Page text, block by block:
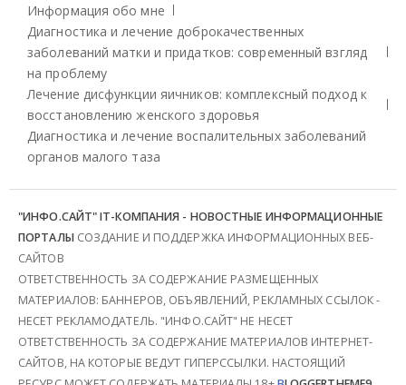
Информация обо мне
Диагностика и лечение доброкачественных
заболеваний матки и придатков: современный взгляд
на проблему
Лечение дисфункции яичников: комплексный подход к
восстановлению женского здоровья
Диагностика и лечение воспалительных заболеваний
органов малого таза
"ИНФО.САЙТ" IT-КОМПАНИЯ - НОВОСТНЫЕ ИНФОРМАЦИОННЫЕ
ПОРТАЛЫСОЗДАНИЕ И ПОДДЕРЖКА ИНФОРМАЦИОННЫХ ВЕБ-
САЙТОВ
ОТВЕТСТВЕННОСТЬ ЗА СОДЕРЖАНИЕ РАЗМЕЩЕННЫХ
МАТЕРИАЛОВ: БАННЕРОВ, ОБЪЯВЛЕНИЙ, РЕКЛАМНЫХ ССЫЛОК -
НЕСЕТ РЕКЛАМОДАТЕЛЬ. "ИНФО.САЙТ" НЕ НЕСЕТ
ОТВЕТСТВЕННОСТЬ ЗА СОДЕРЖАНИЕ МАТЕРИАЛОВ ИНТЕРНЕТ-
САЙТОВ, НА КОТОРЫЕ ВЕДУТ ГИПЕРССЫЛКИ. НАСТОЯЩИЙ